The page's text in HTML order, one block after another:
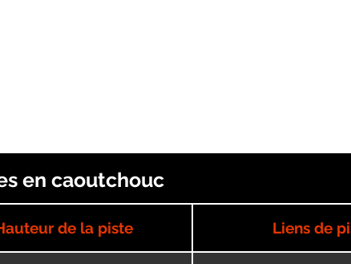
en caoutchouc
de la piste Liens de